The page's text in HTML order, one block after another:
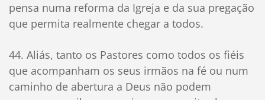
pensa numa reforma da Igreja e da sua pregação
que permita realmente chegar a todos.
44. Aliás, tanto os Pastores como todos os fiéis
que acompanham os seus irmãos na fé ou num
caminho de abertura a Deus não podem